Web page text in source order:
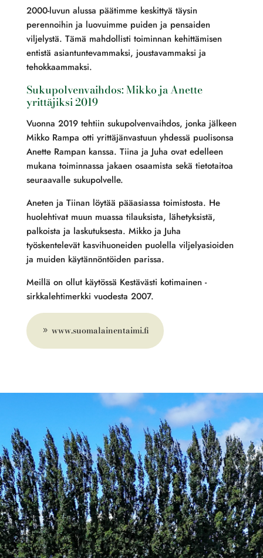
2000-luvun alussa päätimme keskittyä täysin
perennoihin ja luovuimme puiden ja pensaiden
viljelystä. Tämä mahdollisti toiminnan kehittämisen
entistä asiantuntevammaksi, joustavammaksi ja
tehokkaammaksi.
Sukupolvenvaihdos: Mikko ja Anette
yrittäjiksi 2019
Vuonna 2019 tehtiin sukupolvenvaihdos, jonka jälkeen
Mikko Rampa otti yrittäjänvastuun yhdessä puolisonsa
Anette Rampan kanssa. Tiina ja Juha ovat edelleen
mukana toiminnassa jakaen osaamista sekä tietotaitoa
seuraavalle sukupolvelle.
Aneten ja Tiinan löytää pääasiassa toimistosta. He
huolehtivat muun muassa tilauksista, lähetyksistä,
palkoista ja laskutuksesta. Mikko ja Juha
työskentelevät kasvihuoneiden puolella viljelyasioiden
ja muiden käytännöntöiden parissa.
Meillä on ollut käytössä Kestävästi kotimainen -
sirkkalehtimerkki vuodesta 2007.
www.suomalainentaimi.fi